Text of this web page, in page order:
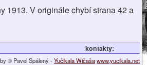
1913. V originále chybí strana 42 a
kontakty:
© Pavel Spálený -Yučikala Wičašawww.yucikala.net